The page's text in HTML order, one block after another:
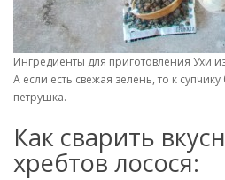
Ингредиенты для приготовления Ухи
А если есть свежая зелень, то к
петрушка.
Как сварить
хребтов лосося: